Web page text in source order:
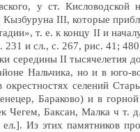
у ст.
Кызбуруна III, которые
т. е. к концу II и
231 и cл., с. 267, рис. 41;
середины II тысячелетия
Нальчика, но и в юго-
окрестностях селений
Бараково) и в
Чегем, Баксан, Малка ч т.
Из этих памятников